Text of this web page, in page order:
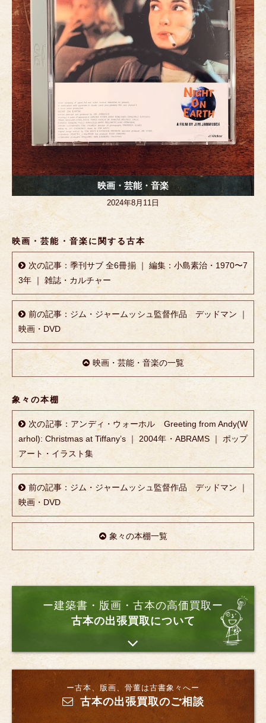
k
映画・芸能・音楽
2024年8月11日
映画・芸能・音楽に関する古本
次の記事：季刊サブ 全6冊揃 ｜ 編集：小島素治・1970〜7
3年 ｜ 雑誌・カルチャー
前の記事：ジム・ジャームッシュ監督作品 デッドマン ｜
映画・DVD
映画・芸能・音楽の一覧
象々の本棚
次の記事：アンディ・ウォーホル Greeting from Andy(W
arhol): Christmas at Tiffany’s ｜ 2004年・ABRAMS ｜ ポップ
アート・イラスト集
前の記事：ジム・ジャームッシュ監督作品 デッドマン ｜
映画・DVD
象々の本棚一覧
ー建築書・版画・古本の高価買取ー
古本の出張買取について
ー古本、版画、骨董は古書象々へー
古本の出張買取のご相談